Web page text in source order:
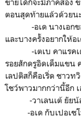
ขายได้ก็จะมีภาคสอง
ตอนสุดท้ายแล้วด้วยน
-อเด นางเอกของ
และบางครั้งอยากให้อ
-เตเบ คาแรคเตอ
รอยสักดรูอิดเต็มแขน
เลปติสก็คือเริ่ด ชาวท
โชว์พาวมากกว่านี้อีก
-วาเลนเต้ ยัยน้อง
-อเด กับเปอเซโป